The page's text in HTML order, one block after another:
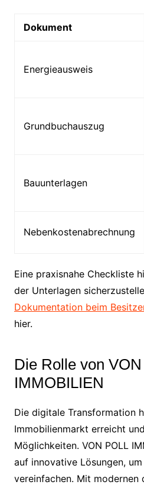
Dokument
Energieausweis
Grundbuchauszug
Bauunterlagen
Nebenkostenabrechnung
Eine praxisnahe Checkliste
der Unterlagen
Dokumentation beim
hier.
Die Rolle von
IMMOBILIEN
Die digitale Transformation
Immobilienmarkt erreicht
Möglichkeiten. VON POLL
auf innovative Lösungen,
vereinfachen. Mit modernen